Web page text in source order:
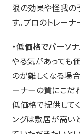
限の効果や怪我の
す。プロのトレー
・低価格でパーソ
やる気があっても
のが難しくなる場
ーナーの質にこだ
低価格で提供して
ングは敷居が高い